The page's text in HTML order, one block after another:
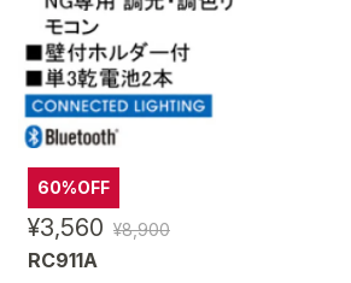
60%OFF
¥3,560 ¥8,900
RC911A